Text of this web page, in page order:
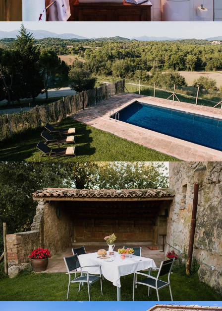
JARDIN ET PISCINE EXTÉRIEURE
PORCHE ET TERRASSE OUVERTE
BARBECUE OUVERT